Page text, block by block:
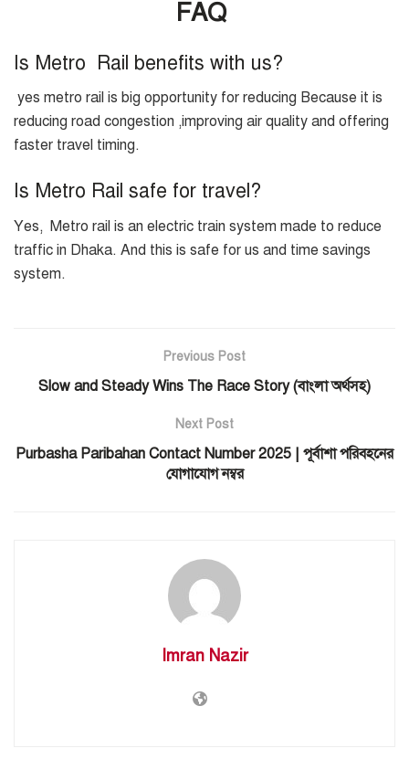
FAQ
Is Metro Rail benefits with us?
yes metro rail is big opportunity for reducing Because it is
reducing road congestion ,improving air quality and offering
faster travel timing.
Is Metro Rail safe for travel?
Yes, Metro rail is an electric train system made to reduce
traffic in Dhaka. And this is safe for us and time savings
system.
Previous Post
Slow and Steady Wins The Race Story (বাংলা অর্থসহ)
Next Post
Purbasha Paribahan Contact Number 2025 | পূর্বাশা পরিবহনের
যোগাযোগ নম্বর
Imran Nazir